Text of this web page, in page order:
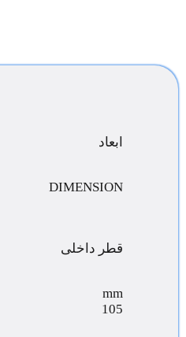
ابعاد
DIMENSION
قطر داخلی
mm
105